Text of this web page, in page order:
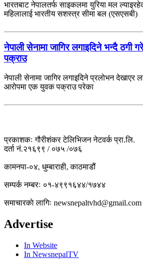
भारतबाट नेपालतर्फ साइकलमा युरिया मल
महिलालाई भारतीय सशस्त्र सीमा बल (एसएसबी)
नेपाली सेनामा जागिर लगाइदिने भन्दै ठगी
पक्राउ
नेपाली सेनामा जागिर लगाइदिने प्रलोभन देखाएर
आरोपमा एक युवक पक्राउ परेका
प्रकाशकः गौरीशंकर टेलिभिजन नेटवर्क प्रा.लि.
दर्ता नं.२१६९९ / ०७५ /०७६
कामनपा-०४, धुम्बाराही, काठमाडौं
सम्पर्क नम्बरः ०१-४९९१६४४/१७४४
समाचारकाे लागिः newsnepaltvhd@gmail.com
Advertise
In Website
In NewsnepalTV